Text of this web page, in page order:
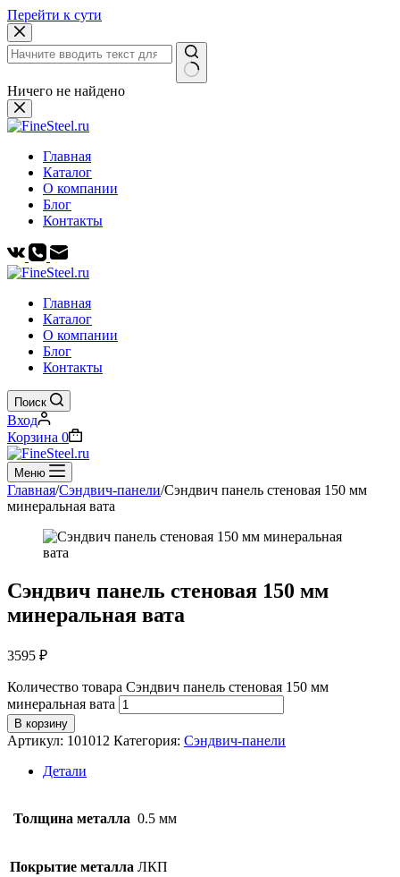
Перейти к сути
Ничего не найдено
Главная
Каталог
О компании
Блог
Контакты
Главная
Каталог
О компании
Блог
Контакты
Поиск
Вход
Корзина 0
Меню
Главная/Сэндвич-панели/Сэндвич панель стеновая 150 мм
минеральная вата
Сэндвич панель стеновая 150 мм
минеральная вата
3595 ₽
Количество товара Сэндвич панель стеновая 150 мм
минеральная вата
В корзину
Артикул: 101012 Категория: Сэндвич-панели
Детали
Толщина металла 0.5 мм
Покрытие металла ЛКП